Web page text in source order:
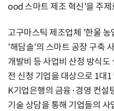
ood 스마트 제조 혁신'을 주제
고구마스틱 제조업체 '한울 농
'해담솔'의 스마트 공장 구축
개발비 등 사업비 산정 방식
전 신청 기업을 대상으로 1대
K기업은행의 금융·경영 컨설
기술 상담을 통해 기업들의 사